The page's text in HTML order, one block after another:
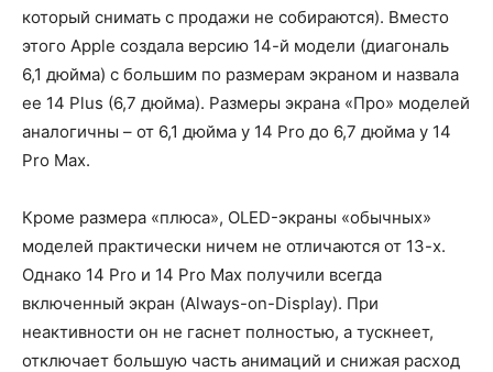
который снимать с продажи не собираются). Вместо
этого Apple создала версию 14-й модели (диагональ
6,1 дюйма) с большим по размерам экраном и назвала
ее 14 Plus (6,7 дюйма). Размеры экрана «Про» моделей
аналогичны – от 6,1 дюйма у 14 Pro до 6,7 дюйма у 14
Pro Max.
Кроме размера «плюса», OLED-экраны «обычных»
моделей практически ничем не отличаются от 13-х.
Однако 14 Pro и 14 Pro Max получили всегда
включенный экран (Always-on-Display). При
неактивности он не гаснет полностью, а тускнеет,
отключает большую часть анимаций и снижая расход